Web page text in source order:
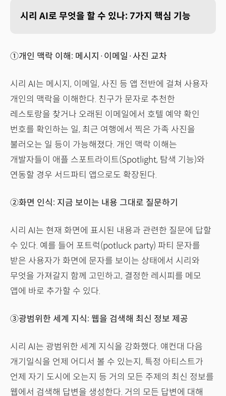
시리 AI로 무엇을 할 수 있나: 7가지 핵심 기능
①개인 맥락 이해: 메시지·이메일·사진 교차
시리 AI는 메시지, 이메일, 사진 등 앱 전반에 걸쳐 사용자
개인의 맥락을 이해한다. 친구가 문자로 추천한
레스토랑을 찾거나 오래된 이메일에서 호텔 예약 확인
번호를 확인하는 일, 최근 여행에서 찍은 가족 사진을
불러오는 일 등이 가능해졌다. 개인 맥락 이해는
개발자들이 애플 스포트라이트(Spotlight, 탐색 기능)와
연동할 경우 서드파티 앱으로도 확장된다.
②화면 인식: 지금 보이는 내용 그대로 질문하기
시리 AI는 현재 화면에 표시된 내용과 관련한 질문에 답할
수 있다. 예를 들어 포트럭(potluck party) 파티 문자를
받은 사용자가 화면에 문자를 보이는 상태에서 시리와
무엇을 가져갈지 함께 고민하고, 결정한 레시피를 메모
앱에 바로 추가할 수 있다.
③광범위한 세계 지식: 웹을 검색해 최신 정보 제공
시리 AI는 광범위한 세계 지식을 강화했다. 얘컨대 다음
개기일식을 언제 어디서 볼 수 있는지, 특정 아티스트가
언제 자기 도시에 오는지 등 거의 모든 주제의 최신 정보를
웹에서 검색해 답변을 생성한다. 거의 모든 답변에 대해